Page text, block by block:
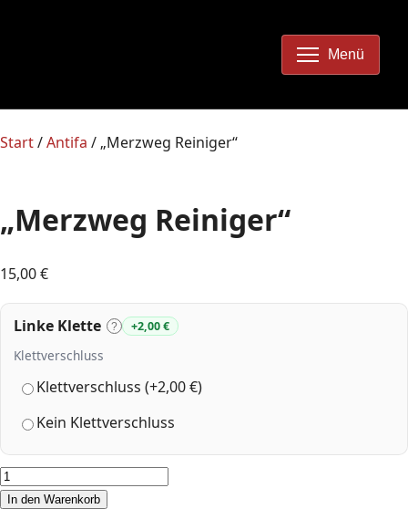
Menü
Start/Antifa / „Merzweg Reiniger“
„Merzweg Reiniger“
15,00€
Linke Klette ? +2,00 €
Klettverschluss
Klettverschluss (+2,00 €)
Kein Klettverschluss
In den Warenkorb